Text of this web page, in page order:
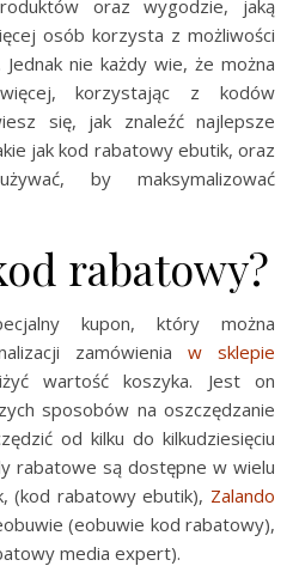
oraz wygodzie, jaką
osób korzysta z możliwości
nie każdy wie, że można
korzystając z kodów
się, jak znaleźć najlepsze
jak kod rabatowy ebutik, oraz
by maksymalizować
rabatowy?
kupon, który można
zamówienia w sklepie
wartość koszyka. Jest on
sposobów na oszczędzanie
od kilku do kilkudziesięciu
rabatowe są dostępne w wielu
(kod rabatowy ebutik), Zalando
(eobuwie kod rabatowy),
media expert).